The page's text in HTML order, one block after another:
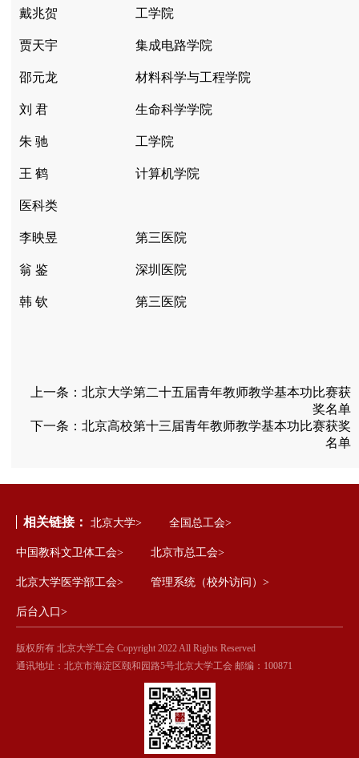
戴兆贺 工学院
贾天宇 集成电路学院
邵元龙 材料科学与工程学院
刘 君 生命科学学院
朱 驰 工学院
王 鹤 计算机学院
医科类
李映昱 第三医院
翁 鉴 深圳医院
韩 钦 第三医院
上一条： 北京大学第二十五届青年教师教学基本功比赛获
奖名单
下一条： 北京高校第十三届青年教师教学基本功比赛获奖
名单
相关链接： 北京大学> 全国总工会>
中国教科文卫体工会> 北京市总工会>
北京大学医学部工会> 管理系统（校外访问）>
后台入口>
版权所有 北京大学工会 Copyright 2022 All Rights Reserved
通讯地址：北京市海淀区颐和园路5号北京大学工会 邮编：100871